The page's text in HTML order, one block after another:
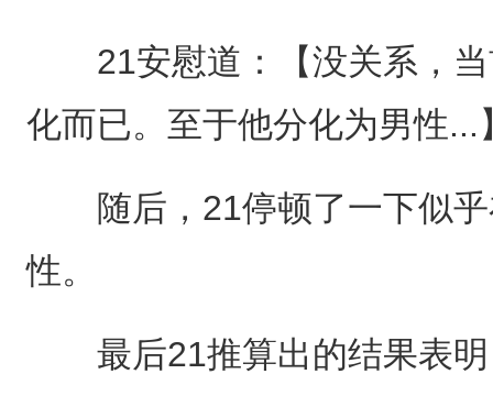
21安慰道：【没关系，当
化而已。至于他分化为男性...
随后，21停顿了一下似乎
性。
最后21推算出的结果表明